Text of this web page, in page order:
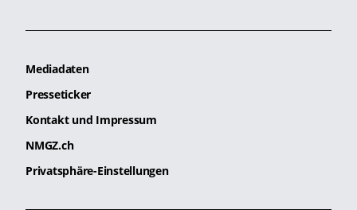
Mediadaten
Presseticker
Kontakt und Impressum
NMGZ.ch
Privatsphäre-Einstellungen